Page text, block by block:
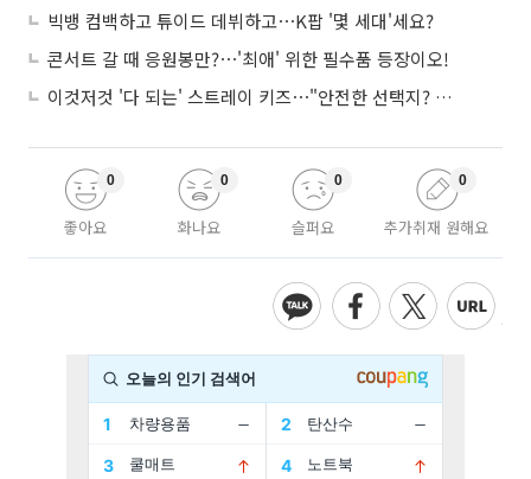
빅뱅 컴백하고 튜이드 데뷔하고⋯K팝 '몇 세대'세요?
콘서트 갈 때 응원봉만?⋯'최애' 위한 필수품 등장이오!
이것저것 '다 되는' 스트레이 키즈⋯"안전한 선택지? 도전이 재밌죠"
좋아요
0
화나요
0
슬퍼요
0
추가취재 원해요
0